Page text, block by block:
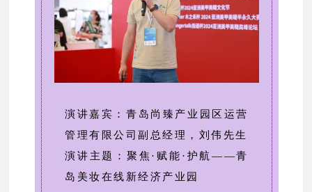
演讲嘉宾：青岛尚臻产业园区运营
管理有限公司副总经理，刘伟先生
演讲主题：聚焦·赋能·护航——青
岛美妆在线新经济产业园